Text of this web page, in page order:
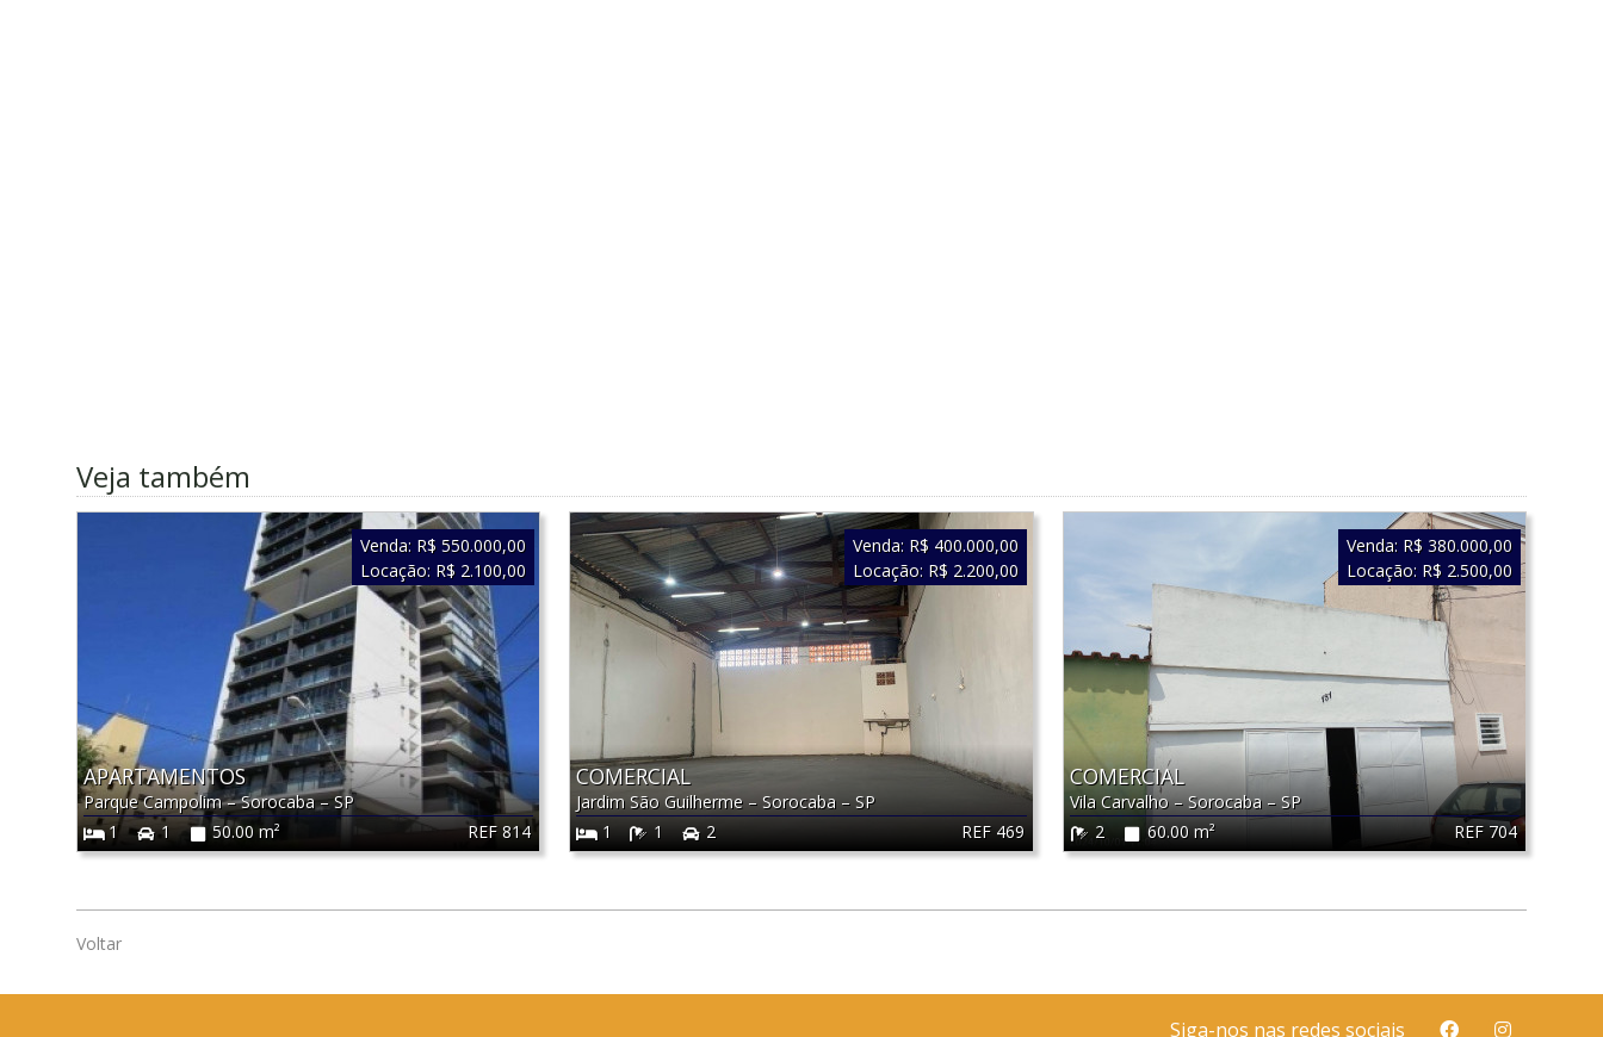
Veja também
REF 814
APARTAMENTOS
Parque Campolim–Sorocaba–SP
1
1 50.00 m²
Venda: R$ 550.000,00
Locação: R$ 2.100,00
REF 469
COMERCIAL
Jardim São Guilherme –Sorocaba –SP
1
1 2
Venda: R$ 400.000,00
Locação: R$ 2.200,00
REF 704
COMERCIAL
Vila Carvalho–Sorocaba–SP
2
60.00 m²
Venda: R$ 380.000,00
Locação: R$ 2.500,00
Voltar
Siga-nos nas redes sociais